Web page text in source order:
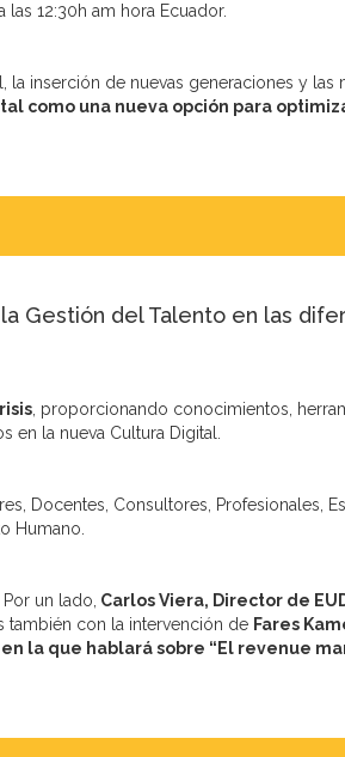
12:30h am hora Ecuador.
inserción de nuevas generaciones y las
como una nueva opción para
Gestión del Talento en las
, proporcionando conocimientos,
la nueva Cultura Digital.
Docentes, Consultores, Profesionales,
Humano.
un lado, Carlos Viera, Director de
también con la intervención de Fares
la que hablará sobre “El revenue